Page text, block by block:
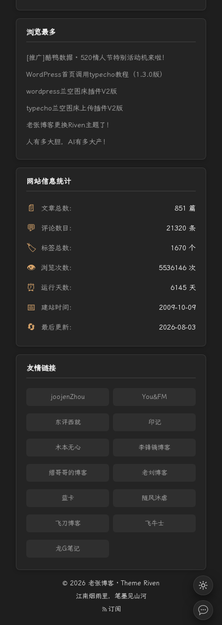
浏览最多
[推广]酷鸭数据 · 520情人节特别活动机来啦！
WordPress首页调用typecho教程（1.3.0版）
wordpress兰空图床插件V2版
typecho兰空图床上传插件V2版
老张博客更换Riven主题了！
人有多大胆，AI有多大产！
网站信息统计
📄 文章总数： 851 篇
💬 评论数目： 21320 条
🏷️ 标签总数： 1670 个
👁️ 浏览次数： 5536146 次
⏰ 运行天数： 6145 天
📅 建站时间： 2009-10-09
🔄 最后更新： 2026-08-03
友情链接
joojenZhou You&FM
东评西就 印记
木本无心 李锋镝博客
缙哥哥的博客 老刘博客
蓝卡 随风沐虐
飞刀博客 飞牛士
龙G笔记
© 2026 老张博客 · Theme Riven
江南烟雨里，笔墨见山河
订阅